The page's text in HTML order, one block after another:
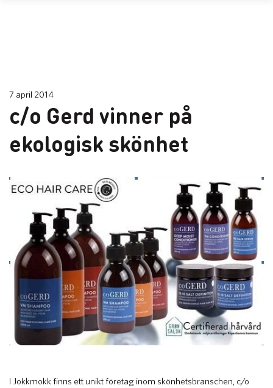
7 april 2014
c/o Gerd vinner på
ekologisk skönhet
​I Jokkmokk finns ett unikt företag inom skönhetsbranschen, c/o